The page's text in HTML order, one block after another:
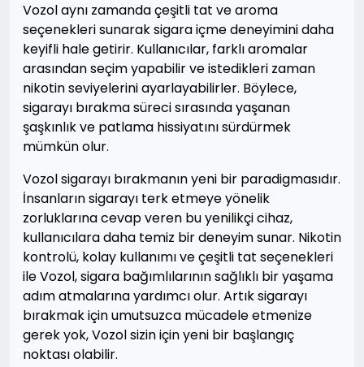
Vozol aynı zamanda çeşitli tat ve aroma
seçenekleri sunarak sigara içme deneyimini daha
keyifli hale getirir. Kullanıcılar, farklı aromalar
arasından seçim yapabilir ve istedikleri zaman
nikotin seviyelerini ayarlayabilirler. Böylece,
sigarayı bırakma süreci sırasında yaşanan
şaşkınlık ve patlama hissiyatını sürdürmek
mümkün olur.
Vozol sigarayı bırakmanın yeni bir paradigmasıdır.
İnsanların sigarayı terk etmeye yönelik
zorluklarına cevap veren bu yenilikçi cihaz,
kullanıcılara daha temiz bir deneyim sunar. Nikotin
kontrolü, kolay kullanımı ve çeşitli tat seçenekleri
ile Vozol, sigara bağımlılarının sağlıklı bir yaşama
adım atmalarına yardımcı olur. Artık sigarayı
bırakmak için umutsuzca mücadele etmenize
gerek yok, Vozol sizin için yeni bir başlangıç
noktası olabilir.